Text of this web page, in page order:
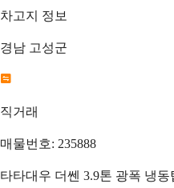
차고지 정보
경남 고성군
직거래
매물번호: 235888
타타대우 더쎈 3.9톤 광폭 냉동